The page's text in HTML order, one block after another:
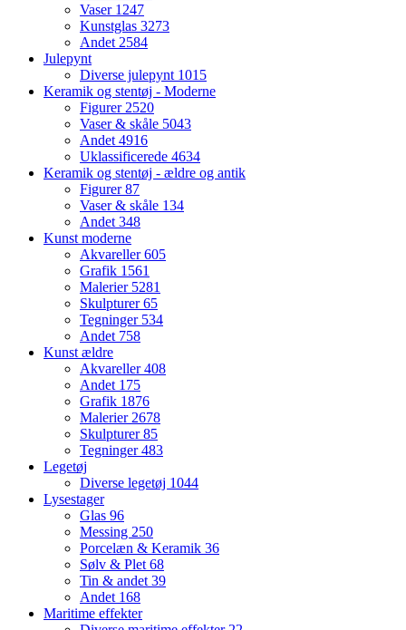
Vaser 1247
Kunstglas 3273
Andet 2584
Julepynt
Diverse julepynt 1015
Keramik og stentøj - Moderne
Figurer 2520
Vaser & skåle 5043
Andet 4916
Uklassificerede 4634
Keramik og stentøj - ældre og antik
Figurer87
Vaser & skåle 134
Andet 348
Kunst moderne
Akvareller605
Grafik 1561
Malerier 5281
Skulpturer65
Tegninger 534
Andet 758
Kunst ældre
Akvareller408
Andet 175
Grafik 1876
Malerier 2678
Skulpturer85
Tegninger483
Legetøj
Diverse legetøj 1044
Lysestager
Glas 96
Messing 250
Porcelæn & Keramik 36
Sølv & Plet 68
Tin & andet 39
Andet 168
Maritime effekter